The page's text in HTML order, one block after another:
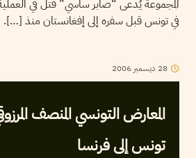
المجموعة يُدعى “صابر ساسي” قُتل في
في تونس قبل سفره إلى إفغانستان منذ […].
28 ديسمبر 2006
المعارض التونسي المنصف
تونس إلى فرنسا